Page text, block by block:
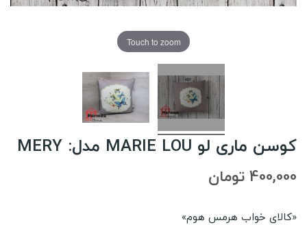
Touch to zoom
کوسن ماری لو MARIE LOU مدل: MERY
400,000 تومان
«کالای خواب هرمس هوم»